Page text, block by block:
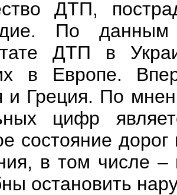
ДТП,
По
ДТП в
в Европе.
и Греция. По
цифр
состояние
в том числе
остановить